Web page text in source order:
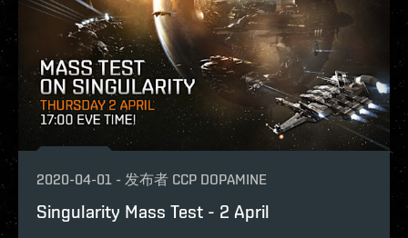
2020-04-01 - 发布者 CCP DOPAMINE
Singularity Mass Test - 2 April